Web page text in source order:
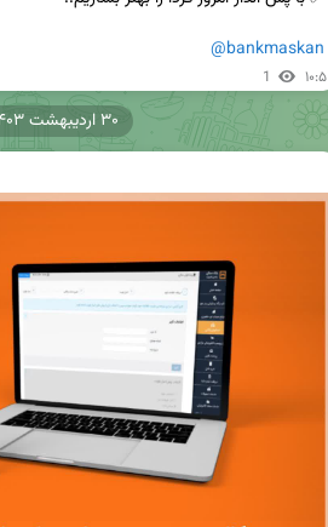
@bankmaskan
1 ۱۰:۵
۳۰ اردیبهشت ۱۴۰۳